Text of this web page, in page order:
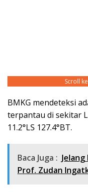
Scroll
BMKG mendeteksi
terpantau di sekitar
11.2°LS 127.4°BT.
Baca Juga :
Prof. Zudan